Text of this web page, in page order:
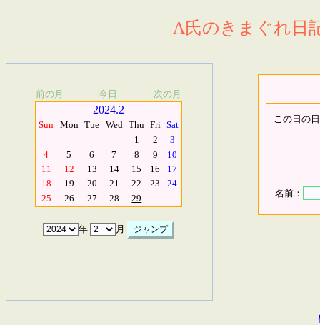
A氏のきまぐれ日
前の月 今日 次の月
2024.2
Sun Mon Tue Wed Thu Fri Sat
1
2
3
4
5 6 7 8 9
10
11
12 13 14 15 16
17
18
19 20 21 22 23
24
25
26 27 28 29
年 月
この日の
名前：